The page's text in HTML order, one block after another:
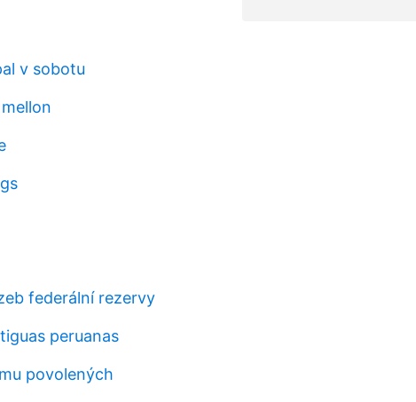
v sobotu
federální rezervy
peruanas
povolených